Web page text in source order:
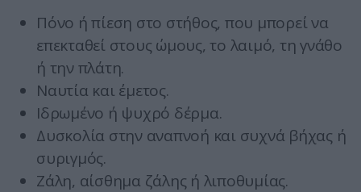
Πόνο ή πίεση στο στήθος, που μπορεί να
επεκταθεί στους ώμους, το λαιμό, τη γνάθο
ή την πλάτη.
Ναυτία και έμετος.
Ιδρωμένο ή ψυχρό δέρμα.
Δυσκολία στην αναπνοή και συχνά βήχας ή
συριγμός.
Ζάλη, αίσθημα ζάλης ή λιποθυμίας.